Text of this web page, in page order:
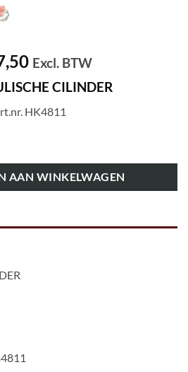
Excl. BTW
CILINDER
HK4811
AAN WINKELWAGEN